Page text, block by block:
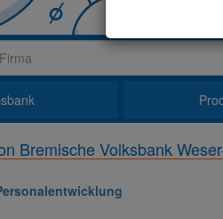
Bremische Volksbank